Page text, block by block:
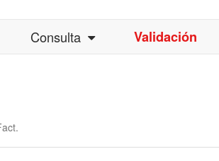
Consulta Validación